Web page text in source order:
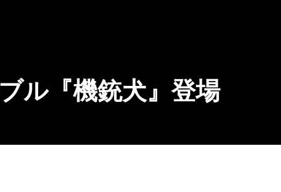
ル『機銃犬』登場